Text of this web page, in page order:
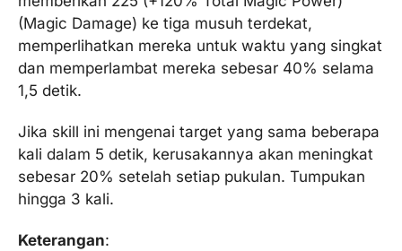
(Magic Damage) ke tiga musuh terdekat,
memperlihatkan mereka untuk waktu yang singkat
dan memperlambat mereka sebesar 40% selama
1,5 detik.
Jika skill ini mengenai target yang sama beberapa
kali dalam 5 detik, kerusakannya akan meningkat
sebesar 20% setelah setiap pukulan. Tumpukan
hingga 3 kali.
Keterangan: